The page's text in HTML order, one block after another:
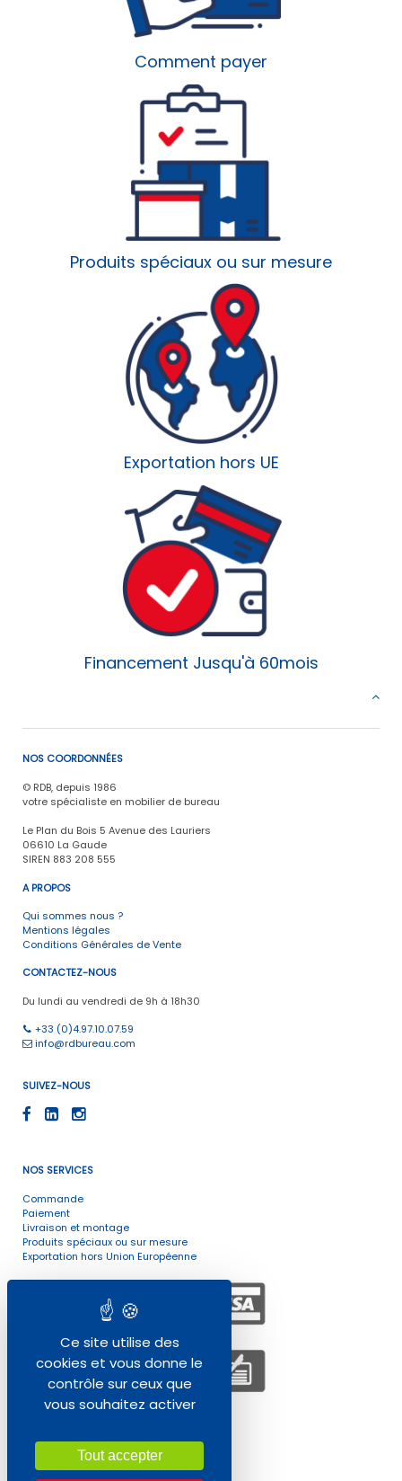
Comment payer
Produits spéciaux ou sur mesure
Exportation hors UE
Financement Jusqu'à 60mois
NOS COORDONNÉES
© RDB, depuis 1986
votre spécialiste en mobilier de bureau
Le Plan du Bois 5 Avenue des Lauriers
06610 La Gaude
SIREN 883 208 555
A PROPOS
Qui sommes nous ?
Mentions légales
Conditions Générales de Vente
CONTACTEZ-NOUS
Du lundi au vendredi de 9h à 18h30
+33 (0)4.97.10.07.59
info@rdbureau.com
SUIVEZ-NOUS
NOS SERVICES
Commande
Paiement
Livraison et montage
Produits spéciaux ou sur mesure
Exportation hors Union Européenne
Ce site utilise des
cookies et vous donne le
contrôle sur ceux que
vous souhaitez activer
Tout accepter